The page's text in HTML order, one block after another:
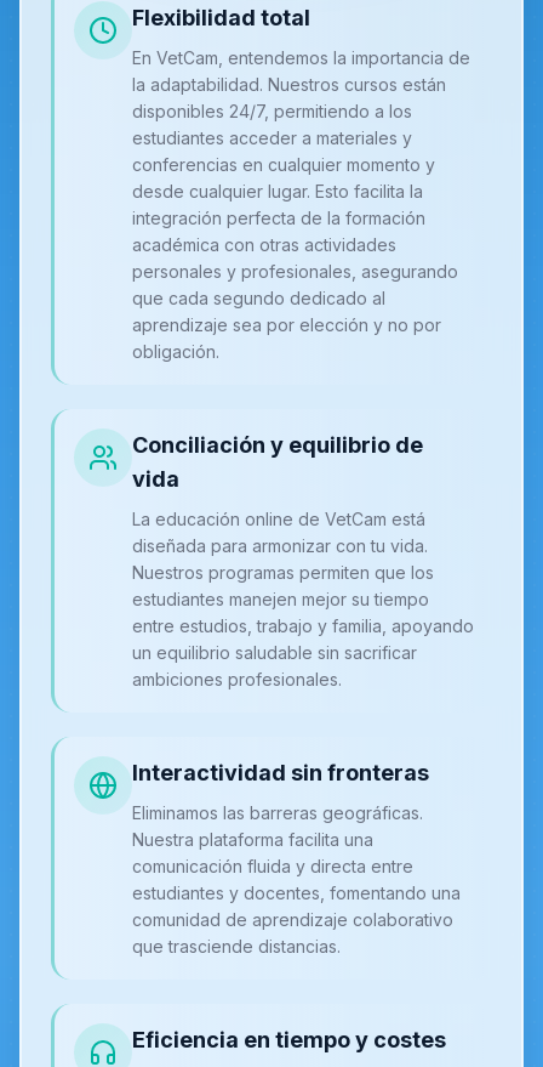
Flexibilidad total
En VetCam, entendemos la importancia de
la adaptabilidad. Nuestros cursos están
disponibles 24/7, permitiendo a los
estudiantes acceder a materiales y
conferencias en cualquier momento y
desde cualquier lugar. Esto facilita la
integración perfecta de la formación
académica con otras actividades
personales y profesionales, asegurando
que cada segundo dedicado al
aprendizaje sea por elección y no por
obligación.
Conciliación y equilibrio de
vida
La educación online de VetCam está
diseñada para armonizar con tu vida.
Nuestros programas permiten que los
estudiantes manejen mejor su tiempo
entre estudios, trabajo y familia, apoyando
un equilibrio saludable sin sacrificar
ambiciones profesionales.
Interactividad sin fronteras
Eliminamos las barreras geográficas.
Nuestra plataforma facilita una
comunicación fluida y directa entre
estudiantes y docentes, fomentando una
comunidad de aprendizaje colaborativo
que trasciende distancias.
Eficiencia en tiempo y costes